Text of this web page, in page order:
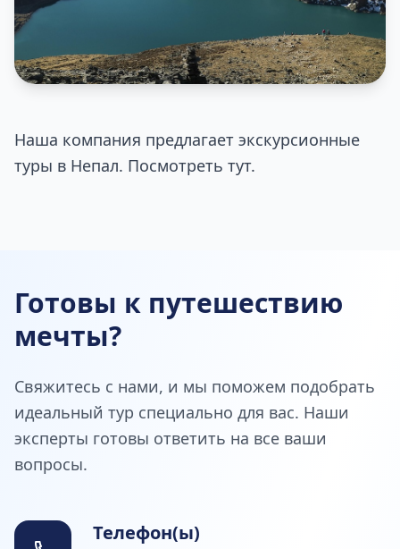
Наша компания предлагает экскурсионные
туры в Непал. Посмотреть тут.
Готовы к путешествию
мечты?
Свяжитесь с нами, и мы поможем подобрать
идеальный тур специально для вас. Наши
эксперты готовы ответить на все ваши
вопросы.
Телефон(ы)